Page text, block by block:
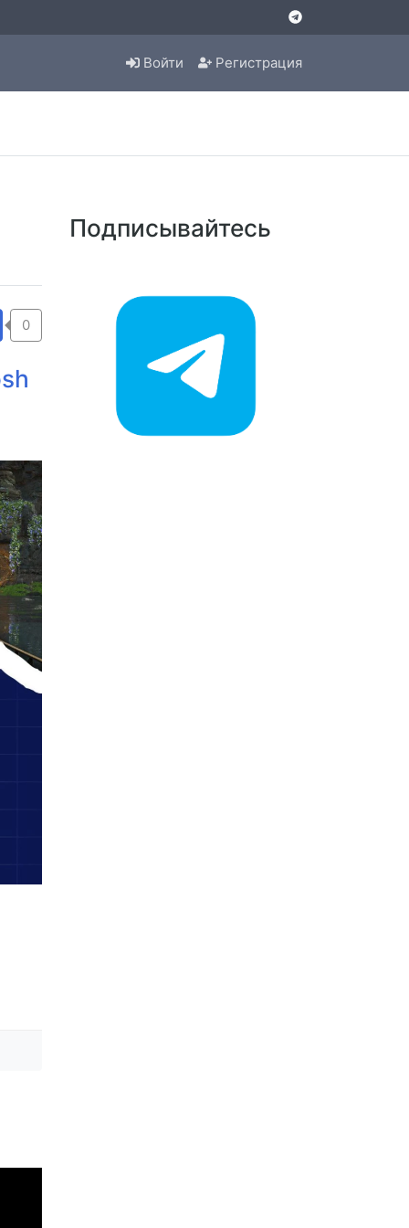
Войти Регистрация
0
Подписывайтесь